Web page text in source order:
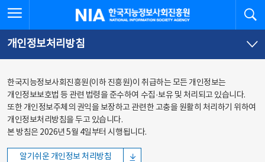
바로가기
바로가기
한국지능정보사회진흥원
개인정보처리방침
한국지능정보사회진흥원(이하 진흥원)이 취급하는 모든 개인정보는
개인정보보호법 등 관련 법령을 준수하여 수집·보유 및 처리되고 있습니다.
또한 개인정보주체의 권익을 보장하고 관련한 고충을 원활히 처리하기 위하여
개인정보처리방침을 두고 있습니다.
본 방침은 2026년 5월 4일부터 시행됩니다.
알기쉬운 개인정보 처리방침